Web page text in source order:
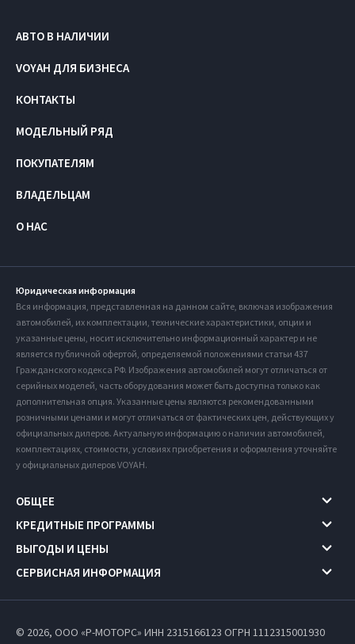
АВТО В НАЛИЧИИ
VOYAH ДЛЯ БИЗНЕСА
КОНТАКТЫ
МОДЕЛЬНЫЙ РЯД
ПОКУПАТЕЛЯМ
ВЛАДЕЛЬЦАМ
О НАС
Юридическая информация
Вся информация, представленная на данном сайте, включая изображения
автомобилей, их комплектации, технические характеристики, опции и
указанные цены, носит исключительно информационный характер и не
является публичной офертой, определяемой положениями статьи 437
Гражданского кодекса РФ. Изображения автомобилей могут отличаться от
серийных моделей, часть оборудования может быть доступна только как
дополнительная опция. Указанные цены являются рекомендованными
розничными ценами и могут отличаться от фактических цен, действующих у
официальных дилеров. Актуальную информацию о наличии автомобилей,
комплектациях, стоимости, условиях приобретения и оформления уточняйте
у официальных дилеров VOYAH.
ОБЩЕЕ
КРЕДИТНЫЕ ПРОГРАММЫ
ВЫГОДЫ И ЦЕНЫ
СЕРВИСНАЯ ИНФОРМАЦИЯ
© 2026, ООО «Р-МОТОРС» ИНН 2315166123 ОГРН 1112315001930